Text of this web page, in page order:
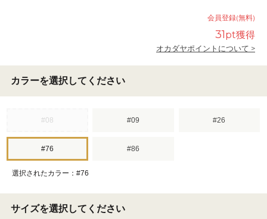
会員登録(無料)
31pt獲得
オカダヤポイントについて >
カラーを選択してください
#08 #09 #26
#76 #86
選択されたカラー：#76
サイズを選択してください